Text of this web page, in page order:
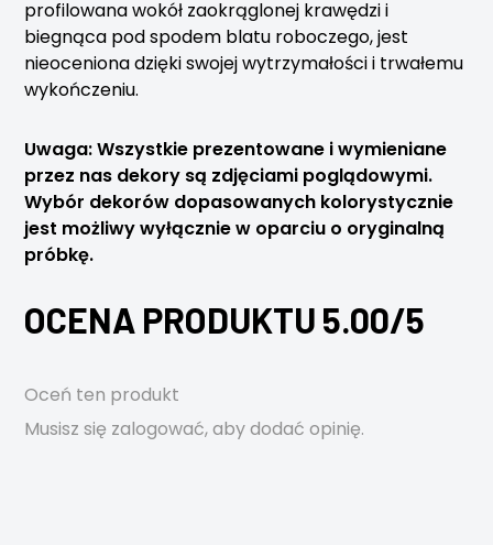
profilowana wokół zaokrąglonej krawędzi i
biegnąca pod spodem blatu roboczego, jest
nieoceniona dzięki swojej wytrzymałości i trwałemu
wykończeniu.
Uwaga: Wszystkie prezentowane i wymieniane
przez nas dekory są zdjęciami poglądowymi.
Wybór dekorów dopasowanych kolorystycznie
jest możliwy wyłącznie w oparciu o oryginalną
próbkę.
OCENA PRODUKTU 5.00/5
Oceń ten produkt
Musisz się zalogować, aby dodać opinię.